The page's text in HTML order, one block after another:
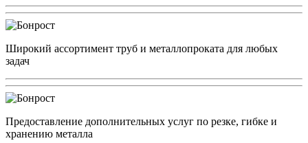
Широкий ассортимент труб и металлопроката для любых
задач
Предоставление дополнительных услуг по резке, гибке и
хранению металла